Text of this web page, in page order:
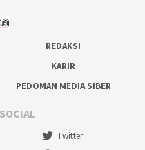
REDAKSI
KARIR
PEDOMAN MEDIA SIBER
Twitter